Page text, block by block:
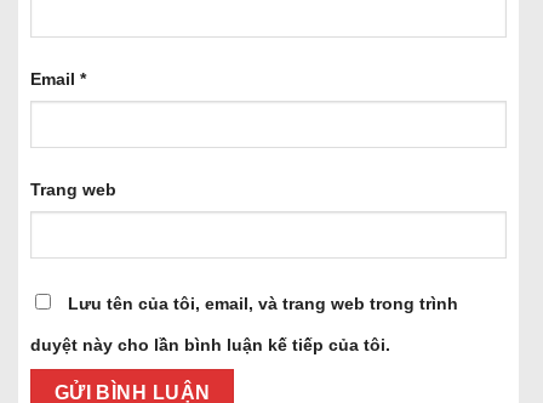
Email *
Trang web
Lưu tên của tôi, email, và trang web trong trình
duyệt này cho lần bình luận kế tiếp của tôi.